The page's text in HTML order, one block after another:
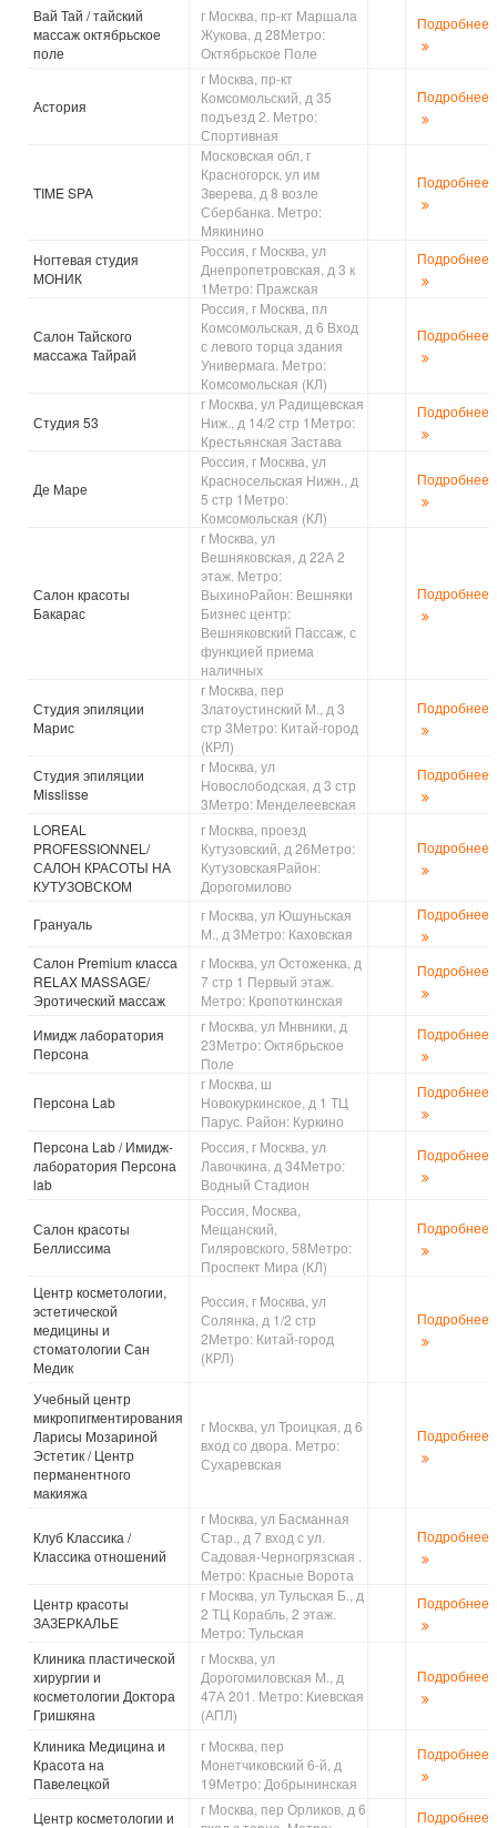
Вай Тай / тайский
массаж октябрьское
поле
г Москва, пр-кт Маршала
Жукова, д 28Метро:
Октябрьское Поле
Подробнее
Астория
г Москва, пр-кт
Комсомольский, д 35
подъезд 2. Метро:
Спортивная
Подробнее
TIME SPA
Московская обл, г
Красногорск, ул им
Зверева, д 8 возле
Сбербанка. Метро:
Мякинино
Подробнее
Ногтевая студия
МОНИК
Россия, г Москва, ул
Днепропетровская, д 3 к
1Метро: Пражская
Подробнее
Салон Тайского
массажа Тайрай
Россия, г Москва, пл
Комсомольская, д 6 Вход
с левого торца здания
Универмага. Метро:
Комсомольская (КЛ)
Подробнее
Студия 53
г Москва, ул Радищевская
Ниж., д 14/2 стр 1Метро:
Крестьянская Застава
Подробнее
Де Маре
Россия, г Москва, ул
Красносельская Нижн., д
5 стр 1Метро:
Комсомольская (КЛ)
Подробнее
Салон красоты
Бакарас
г Москва, ул
Вешняковская, д 22А 2
этаж. Метро:
ВыхиноРайон: Вешняки
Бизнес центр:
Вешняковский Пассаж, с
функцией приема
наличных
Подробнее
Студия эпиляции
Марис
г Москва, пер
Златоустинский М., д 3
стр 3Метро: Китай-город
(КРЛ)
Подробнее
Студия эпиляции
Misslisse
г Москва, ул
Новослободская, д 3 стр
3Метро: Менделеевская
Подробнее
LOREAL
PROFESSIONNEL/
САЛОН КРАСОТЫ НА
КУТУЗОВСКОМ
г Москва, проезд
Кутузовский, д 26Метро:
КутузовскаяРайон:
Дорогомилово
Подробнее
Грануаль
г Москва, ул Юшуньская
М., д 3Метро: Каховская
Подробнее
Салон Premium класса
RELAX MASSAGE/
Эротический массаж
г Москва, ул Остоженка, д
7 стр 1 Первый этаж.
Метро: Кропоткинская
Подробнее
Имидж лаборатория
Персона
г Москва, ул Мнвники, д
23Метро: Октябрьское
Поле
Подробнее
Персона Lab
г Москва, ш
Новокуркинское, д 1 ТЦ
Парус. Район: Куркино
Подробнее
Персона Lab / Имидж-
лаборатория Персона
lab
Россия, г Москва, ул
Лавочкина, д 34Метро:
Водный Стадион
Подробнее
Салон красоты
Беллиссима
Россия, Москва,
Мещанский,
Гиляровского, 58Метро:
Проспект Мира (КЛ)
Подробнее
Центр косметологии,
эстетической
медицины и
стоматологии Сан
Медик
Россия, г Москва, ул
Солянка, д 1/2 стр
2Метро: Китай-город
(КРЛ)
Подробнее
Учебный центр
микропигментирования
Ларисы Мозариной
Эстетик / Центр
перманентного
макияжа
г Москва, ул Троицкая, д 6
вход со двора. Метро:
Сухаревская
Подробнее
Клуб Классика /
Классика отношений
г Москва, ул Басманная
Стар., д 7 вход с ул.
Садовая-Черногрязская .
Метро: Красные Ворота
Подробнее
Центр красоты
ЗАЗЕРКАЛЬЕ
г Москва, ул Тульская Б., д
2 ТЦ Корабль, 2 этаж.
Метро: Тульская
Подробнее
Клиника пластической
хирургии и
косметологии Доктора
Гришкяна
г Москва, ул
Дорогомиловская М., д
47А 201. Метро: Киевская
(АПЛ)
Подробнее
Клиника Медицина и
Красота на
Павелецкой
г Москва, пер
Монетчиковский 6-й, д
19Метро: Добрынинская
Подробнее
Центр косметологии и
г Москва, пер Орликов, д 6
Подробнее